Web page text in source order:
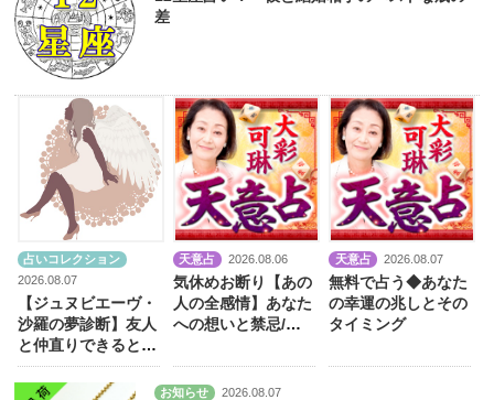
差
占いコレクション
2026.08.07
【ジュヌビエーヴ・
沙羅の夢診断】友人
と仲直りできるとき
に見る夢は？
天意占 2026.08.06
気休めお断り【あの
人の全感情】あなた
への想いと禁忌/本
格:1760円（税
込）】
天意占 2026.08.07
無料で占う◆あなた
の幸運の兆しとその
タイミング
お知らせ 2026.08.07